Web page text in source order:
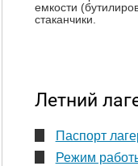
емкости
стаканчики.
Летний
Паспорт
Режим